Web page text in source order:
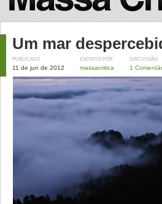
Um mar
PUBLICADO
11 de jun de 2012
ESCRITO POR
massacritica
DISCUSSÃO
1